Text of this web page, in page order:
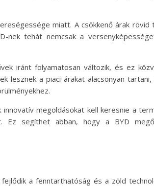
miatt. A csökkenő árak rövid
nek tehát nemcsak a
iránt folyamatosan változik, és ez
lesznek a piaci árakat alacsonyan tartani,
megoldásokat kell keresnie a
Ez segíthet abban, hogy a BYD
a fenntarthatóság és a zöld